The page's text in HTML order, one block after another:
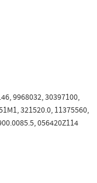
9968032, 30397100,
321520.0, 11375560,
056420Z114